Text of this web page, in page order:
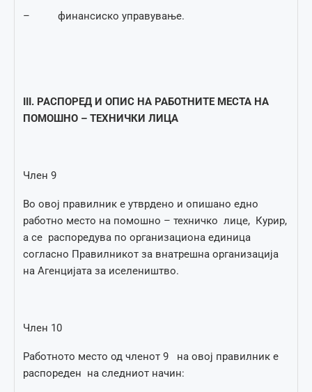
– финансиско управување.
III. РАСПОРЕД И ОПИС НА РАБОТНИТЕ МЕСТА НА
ПОМОШНО – ТЕХНИЧКИ ЛИЦА
Член 9
Во овој правилник е утврдено и опишано едно
работно место на помошно – техничко лице, Курир,
а се распоредува по организациона единица
согласно Правилникот за внатрешна организација
на Агенцијата за иселеништво.
Член 10
Работното место од членот 9 на овој правилник е
распореден на следниот начин: